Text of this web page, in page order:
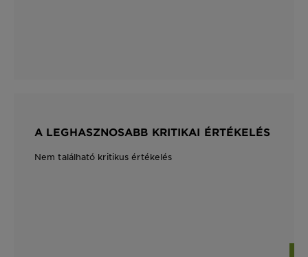
A LEGHASZNOSABB KRITIKAI ÉRTÉKELÉS
Nem található kritikus értékelés